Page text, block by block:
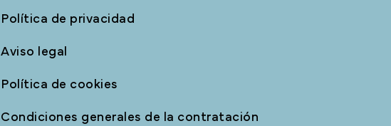
Política de privacidad
Aviso legal
Política de cookies
Condiciones generales de la contratación